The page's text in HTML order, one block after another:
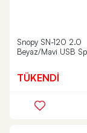
Snopy SN-120 2.0
Beyaz/Mavi USB
TÜKENDİ